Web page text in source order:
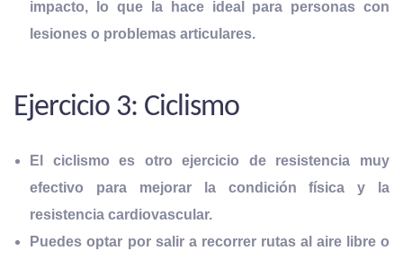
impacto, lo que la hace ideal para personas con
lesiones o problemas articulares.
Ejercicio 3: Ciclismo
El ciclismo es otro ejercicio de resistencia muy
efectivo para mejorar la condición física y la
resistencia cardiovascular.
Puedes optar por salir a recorrer rutas al aire libre o